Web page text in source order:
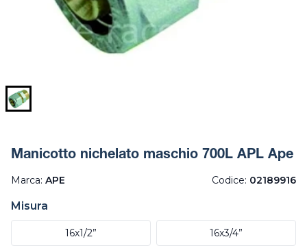
Manicotto nichelato maschio 700L APL Ape
Marca: APE Codice: 02189916
Misura
16x1/2” 16x3/4”